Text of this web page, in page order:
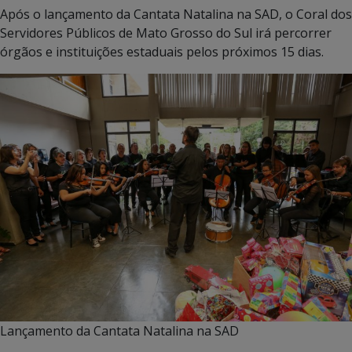
Após o lançamento da Cantata Natalina na SAD, o Coral dos
Servidores Públicos de Mato Grosso do Sul irá percorrer
órgãos e instituições estaduais pelos próximos 15 dias.
Lançamento da Cantata Natalina na SAD